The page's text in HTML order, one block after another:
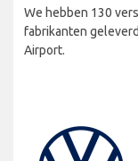
We hebben 130
fabrikanten
Airport.